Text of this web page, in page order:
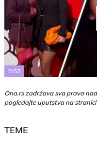
0:52
Ona.rs zadržava sva prava
pogledajte uputstva na stranici
TEME